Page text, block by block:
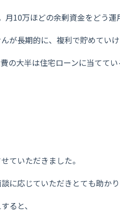
月10万ほどの余剰資金をどう運
が長期的に、 複利で貯めてい
の大半は住宅ローンに当ててい
ていただきました。
に応じていただきとても助かり
ると、